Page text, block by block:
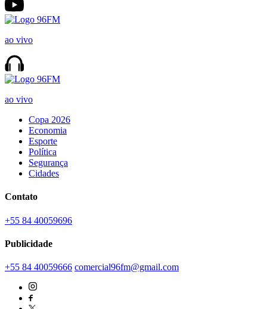
ao vivo
ao vivo
Copa 2026
Economia
Esporte
Política
Segurança
Cidades
Contato
+55 84 40059696
Publicidade
+55 84 40059666 comercial96fm@gmail.com